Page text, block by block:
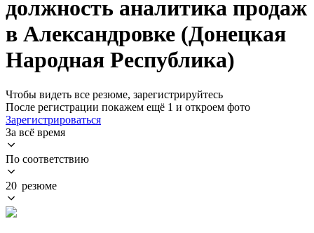
должность аналитика продаж
в Александровке (Донецкая
Народная Республика)
Чтобы видеть все резюме, зарегистрируйтесь
После регистрации покажем ещё 1 и откроем фото
Зарегистрироваться
За всё время
По соответствию
20 резюме